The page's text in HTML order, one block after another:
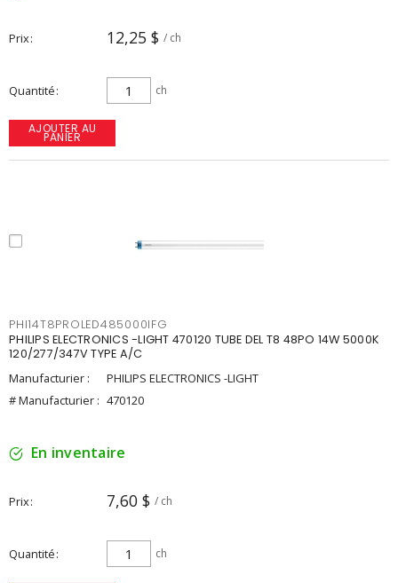
Prix 12,25 $ / ch
Quantité ch
AJOUTER AU
PANIER
PHI14T8PROLED485000IFG
PHILIPS ELECTRONICS -LIGHT 470120 TUBE DEL T8 48PO 14W 5000K
120/277/347V TYPE A/C
Manufacturier :
PHILIPS ELECTRONICS -LIGHT
# Manufacturier : 470120
En inventaire
Prix 7,60 $ / ch
Quantité ch